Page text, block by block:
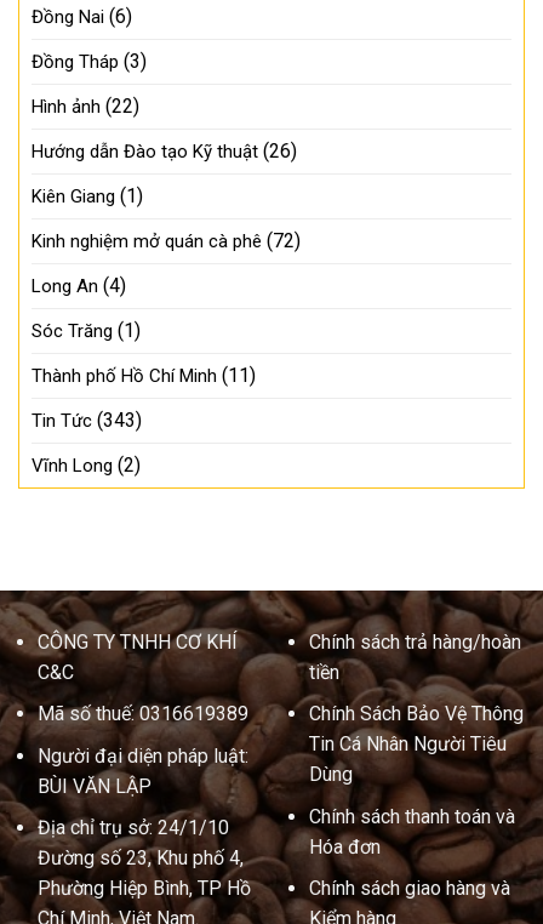
Đồng Nai (6)
Đồng Tháp (3)
Hình ảnh (22)
Hướng dẫn Đào tạo Kỹ thuật (26)
Kiên Giang (1)
Kinh nghiệm mở quán cà phê (72)
Long An (4)
Sóc Trăng (1)
Thành phố Hồ Chí Minh (11)
Tin Tức (343)
Vĩnh Long (2)
CÔNG TY TNHH CƠ KHÍ
C&C
Mã số thuế: 0316619389
Người đại diện pháp luật:
BÙI VĂN LẬP
Địa chỉ trụ sở: 24/1/10
Đường số 23, Khu phố 4,
Phường Hiệp Bình, TP Hồ
Chí Minh, Việt Nam.
Chính sách trả hàng/hoàn
tiền
Chính Sách Bảo Vệ Thông
Tin Cá Nhân Người Tiêu
Dùng
Chính sách thanh toán và
Hóa đơn
Chính sách giao hàng và
Kiểm hàng